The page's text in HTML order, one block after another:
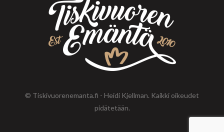
© Tiskivuorenemanta.fi - Heidi Kjellman. Kaikki oikeudet
pidätetään.